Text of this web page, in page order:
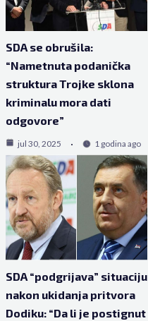
SDA se obrušila:
“Nametnuta podanička
struktura Trojke sklona
kriminalu mora dati
odgovore”
jul 30, 2025 1 godina ago
SDA “podgrijava” situaciju
nakon ukidanja pritvora
Dodiku: “Da li je postignut